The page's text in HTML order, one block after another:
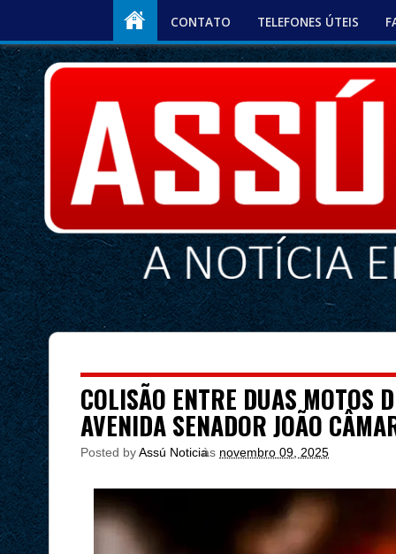
CONTATO TELEFONES ÚTEIS
COLISÃO ENTRE DUAS MOTOS
AVENIDA SENADOR JOÃO
Posted byAssú Noticia
às novembro 09, 2025